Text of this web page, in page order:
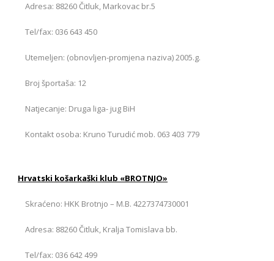
Adresa: 88260 Čitluk, Markovac br.5
Tel/fax: 036 643 450
Utemeljen: (obnovljen-promjena naziva) 2005.g.
Broj športaša: 12
Natjecanje: Druga liga- jug BiH
Kontakt osoba: Kruno Turudić mob. 063 403 779
Hrvatski košarkaški klub «BROTNJO»
Skraćeno: HKK Brotnjo – M.B. 4227374730001
Adresa: 88260 Čitluk, Kralja Tomislava bb.
Tel/fax: 036 642 499